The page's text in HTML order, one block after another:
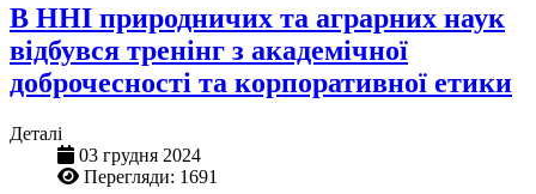
В ННІ природничих та аграрних наук
відбувся тренінг з академічної
доброчесності та корпоративної етики
Деталі
03 грудня 2024
Перегляди: 1691